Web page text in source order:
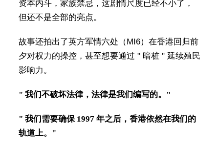
资本内斗，家族禁忌，这剧情尺度已经不小了，
但还不是全部的亮点。
故事还拍出了英方军情六处（MI6）在香港回归前
夕对权力的操控，甚至想要通过 " 暗桩 " 延续殖民
影响力。
" 我们不破坏法律，法律是我们编写的。"
" 我们需要确保 1997 年之后，香港依然在我们的
轨道上。"